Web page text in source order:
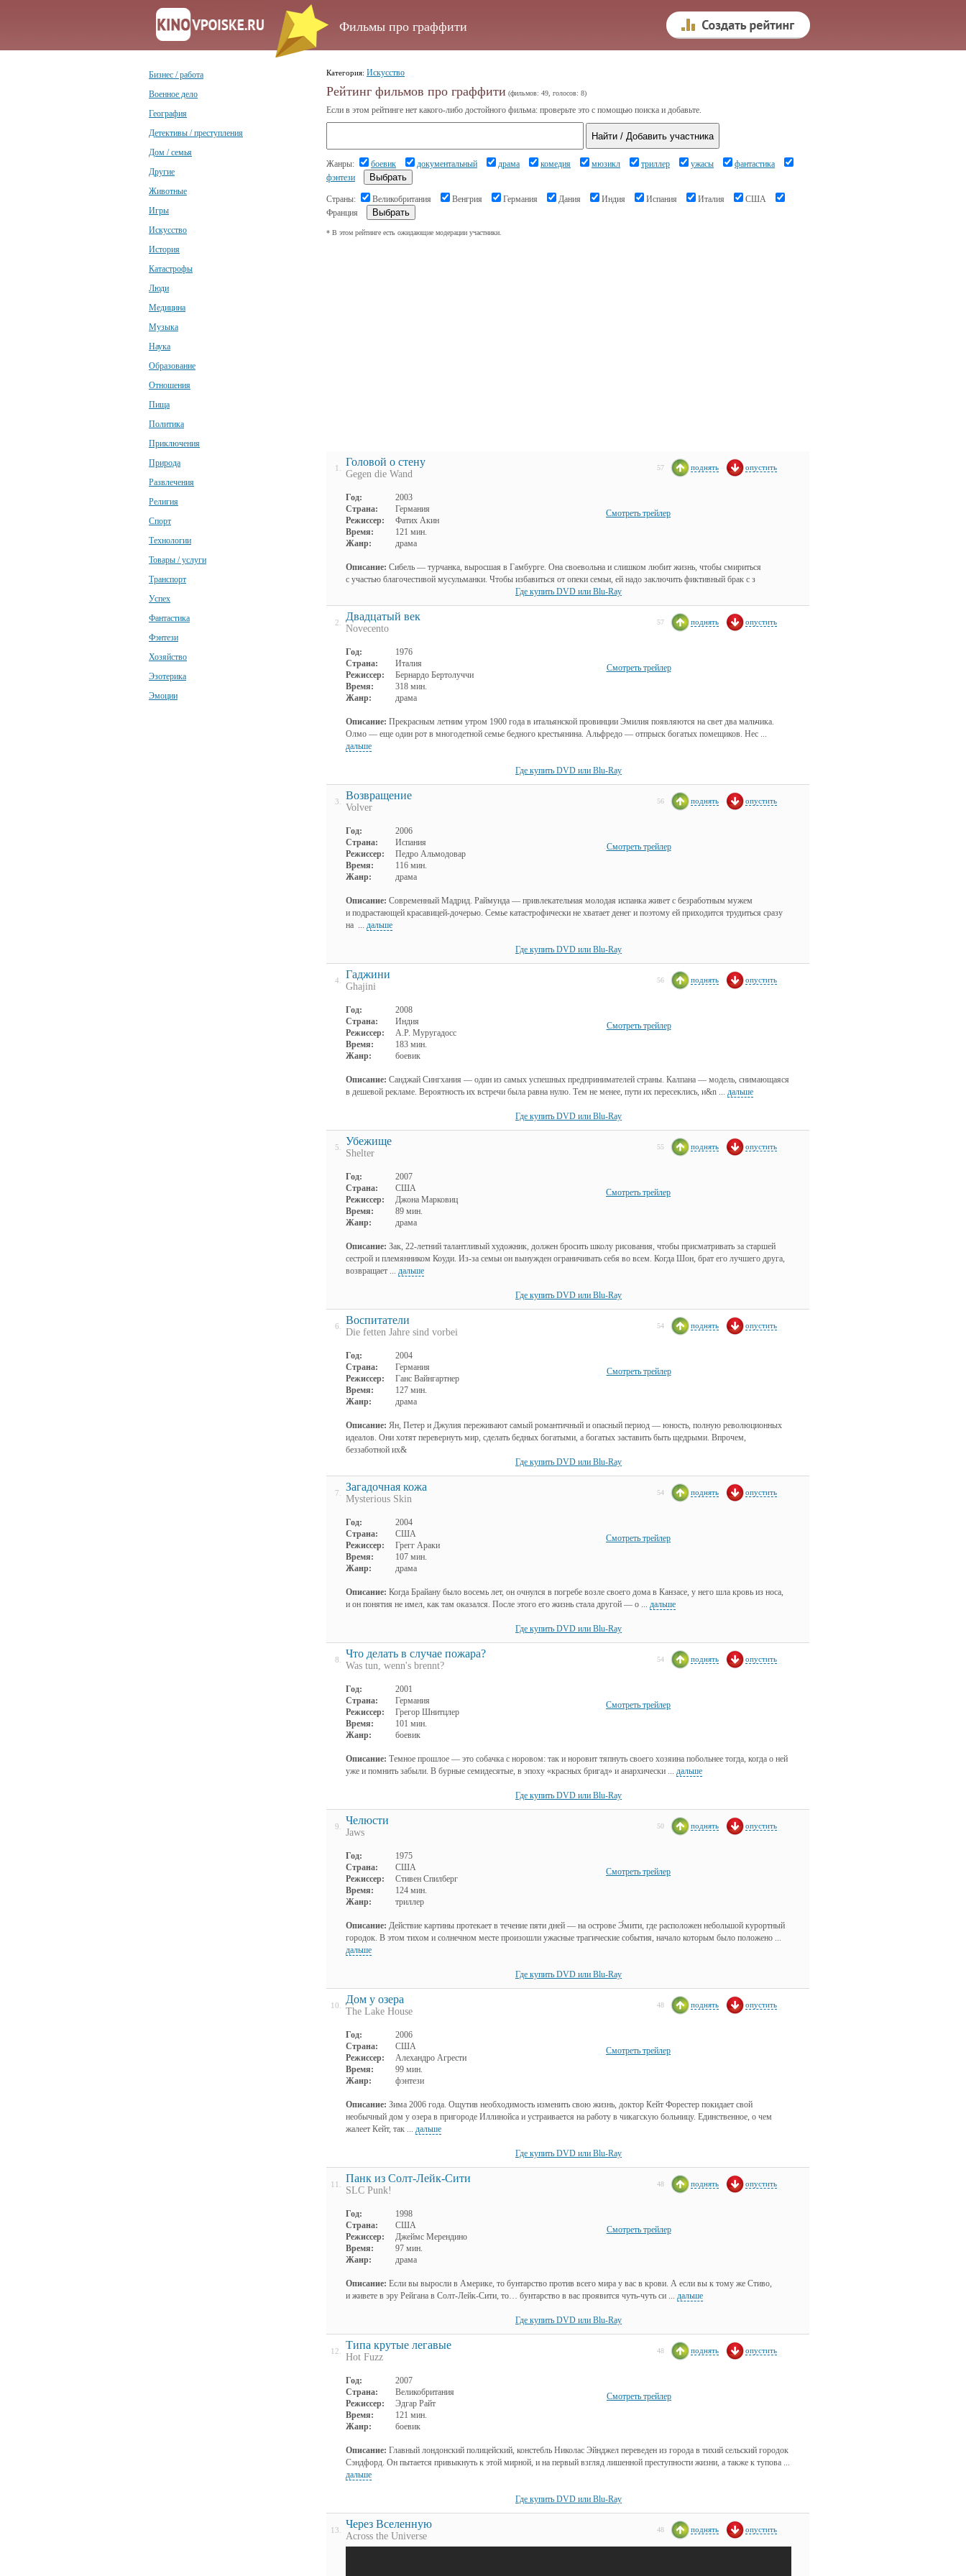
Фильмы про граффити
Бизнес / работа
Военное дело
География
Детективы / преступления
Дом / семья
Другие
Животные
Игры
Искусство
История
Катастрофы
Люди
Медицина
Музыка
Наука
Образование
Отношения
Пища
Политика
Приключения
Природа
Развлечения
Религия
Спорт
Технологии
Товары / услуги
Транспорт
Успех
Фантастика
Фэнтези
Хозяйство
Эзотерика
Эмоции
Категория: Искусство
Рейтинг фильмов про граффити (фильмов: 49, голосов: 8)
Если в этом рейтинге нет какого-либо достойного фильма: проверьте это с помощью поиска и добавьте.
Жанры: боевик документальный драма комедия мюзикл триллер ужасы
фантастика
фэнтези
Страны: Великобритания Венгрия Германия Дания Индия Испания Италия
США
Франция
* В этом рейтинге есть ожидающие модерации участники.
1. Головой о стену
Gegen die Wand
57 поднять опустить
Год:
2003
Страна:
Германия
Режиссер:
Фатих Акин
Время:
121 мин.
Жанр:
драма
Смотреть трейлер
Описание: Сибель — турчанка, выросшая в Гамбурге. Она своевольна и слишком любит жизнь, чтобы смириться
с участью благочестивой мусульманки. Чтобы избавиться от опеки семьи, ей надо заключить фиктивный брак с з
Где купить DVD или Blu-Ray
2. Двадцатый век
Novecento
57 поднять опустить
Год:
1976
Страна:
Италия
Режиссер:
Бернардо Бертолуччи
Время:
318 мин.
Жанр:
драма
Смотреть трейлер
Описание: Прекрасным летним утром 1900 года в итальянской провинции Эмилия появляются на свет два мальчика.
Олмо — еще один рот в многодетной семье бедного крестьянина. Альфредо — отпрыск богатых помещиков. Нес ...
дальше
Где купить DVD или Blu-Ray
3. Возвращение
Volver
56 поднять опустить
Год:
2006
Страна:
Испания
Режиссер:
Педро Альмодовар
Время:
116 мин.
Жанр:
драма
Смотреть трейлер
Описание: Современный Мадрид. Раймунда — привлекательная молодая испанка живет с безработным мужем
и подрастающей красавицей-дочерью. Семье катастрофически не хватает денег и поэтому ей приходится трудиться сразу
на ... дальше
Где купить DVD или Blu-Ray
4. Гаджини
Ghajini
56 поднять опустить
Год:
2008
Страна:
Индия
Режиссер:
А.Р. Муругадосс
Время:
183 мин.
Жанр:
боевик
Смотреть трейлер
Описание: Санджай Сингхания — один из самых успешных предпринимателей страны. Калпана — модель, снимающаяся
в дешевой рекламе. Вероятность их встречи была равна нулю. Тем не менее, пути их пересеклись, и&n ... дальше
Где купить DVD или Blu-Ray
5. Убежище
Shelter
55 поднять опустить
Год:
2007
Страна:
США
Режиссер:
Джона Марковиц
Время:
89 мин.
Жанр:
драма
Смотреть трейлер
Описание: Зак, 22-летний талантливый художник, должен бросить школу рисования, чтобы присматривать за старшей
сестрой и племянником Коуди. Из-за семьи он вынужден ограничивать себя во всем. Когда Шон, брат его лучшего друга,
возвращает ... дальше
Где купить DVD или Blu-Ray
6. Воспитатели
Die fetten Jahre sind vorbei
54 поднять опустить
Год:
2004
Страна:
Германия
Режиссер:
Ганс Вайнгартнер
Время:
127 мин.
Жанр:
драма
Смотреть трейлер
Описание: Ян, Петер и Джулия переживают самый романтичный и опасный период — юность, полную революционных
идеалов. Они хотят перевернуть мир, сделать бедных богатыми, а богатых заставить быть щедрыми. Впрочем,
беззаботной их&
Где купить DVD или Blu-Ray
7. Загадочная кожа
Mysterious Skin
54 поднять опустить
Год:
2004
Страна:
США
Режиссер:
Грегг Араки
Время:
107 мин.
Жанр:
драма
Смотреть трейлер
Описание: Когда Брайану было восемь лет, он очнулся в погребе возле своего дома в Канзасе, у него шла кровь из носа,
и он понятия не имел, как там оказался. После этого его жизнь стала другой — о ... дальше
Где купить DVD или Blu-Ray
8. Что делать в случае пожара?
Was tun, wenn's brennt?
54 поднять опустить
Год:
2001
Страна:
Германия
Режиссер:
Грегор Шнитцлер
Время:
101 мин.
Жанр:
боевик
Смотреть трейлер
Описание: Темное прошлое — это собачка с норовом: так и норовит тяпнуть своего хозяина побольнее тогда, когда о ней
уже и помнить забыли. В бурные семидесятые, в эпоху «красных бригад» и анархически ... дальше
Где купить DVD или Blu-Ray
9. Челюсти
Jaws
50 поднять опустить
Год:
1975
Страна:
США
Режиссер:
Стивен Спилберг
Время:
124 мин.
Жанр:
триллер
Смотреть трейлер
Описание: Действие картины протекает в течение пяти дней — на острове Э́мити, где расположен небольшой курортный
городок. В этом тихом и солнечном месте произошли ужасные трагические события, начало которым было положено ...
дальше
Где купить DVD или Blu-Ray
10. Дом у озера
The Lake House
48 поднять опустить
Год:
2006
Страна:
США
Режиссер:
Алехандро Агрести
Время:
99 мин.
Жанр:
фэнтези
Смотреть трейлер
Описание: Зима 2006 года. Ощутив необходимость изменить свою жизнь, доктор Кейт Форестер покидает свой
необычный дом у озера в пригороде Иллинойса и устраивается на работу в чикагскую больницу. Единственное, о чем
жалеет Кейт, так ... дальше
Где купить DVD или Blu-Ray
11. Панк из Солт-Лейк-Сити
SLC Punk!
48 поднять опустить
Год:
1998
Страна:
США
Режиссер:
Джеймс Мерендино
Время:
97 мин.
Жанр:
драма
Смотреть трейлер
Описание: Если вы выросли в Америке, то бунтарство против всего мира у вас в крови. А если вы к тому же Стиво,
и живете в эру Рейгана в Солт-Лейк-Сити, то… бунтарство в вас проявится чуть-чуть си ... дальше
Где купить DVD или Blu-Ray
12. Типа крутые легавые
Hot Fuzz
48 поднять опустить
Год:
2007
Страна:
Великобритания
Режиссер:
Эдгар Райт
Время:
121 мин.
Жанр:
боевик
Смотреть трейлер
Описание: Главный лондонский полицейский, констебль Николас Эйнджел переведен из города в тихий сельский городок
Сэндфорд. Он пытается привыкнуть к этой мирной, и на первый взгляд лишенной преступности жизни, а также к тупова ...
дальше
Где купить DVD или Blu-Ray
13. Через Вселенную
Across the Universe
48 поднять опустить